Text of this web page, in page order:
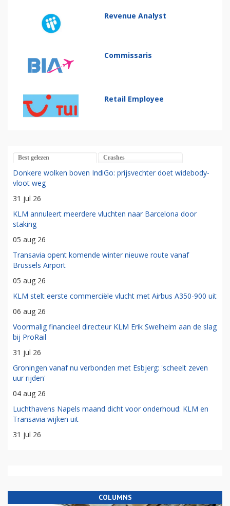
Revenue Analyst
Commissaris
Retail Employee
Best gelezen Crashes
Donkere wolken boven IndiGo: prijsvechter doet widebody-
vloot weg
31 jul 26
KLM annuleert meerdere vluchten naar Barcelona door
staking
05 aug 26
Transavia opent komende winter nieuwe route vanaf
Brussels Airport
05 aug 26
KLM stelt eerste commerciële vlucht met Airbus A350-900 uit
06 aug 26
Voormalig financieel directeur KLM Erik Swelheim aan de slag
bij ProRail
31 jul 26
Groningen vanaf nu verbonden met Esbjerg: 'scheelt zeven
uur rijden'
04 aug 26
Luchthavens Napels maand dicht voor onderhoud: KLM en
Transavia wijken uit
31 jul 26
COLUMNS